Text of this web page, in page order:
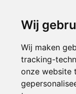
Wij
Wij maken
tracking-
onze website